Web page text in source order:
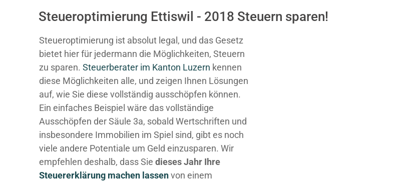
Steueroptimierung Ettiswil - 2018 Steuern sparen!
Steueroptimierung ist absolut legal, und das Gesetz
bietet hier für jedermann die Möglichkeiten, Steuern
zu sparen. Steuerberater im K anton Luzern kennen
diese Möglichkeiten alle, und zeigen Ihnen Lösungen
auf, wie Sie diese vollständig ausschöpfen können.
Ein einfaches Beispiel wäre das vollständige
Ausschöpfen der Säule 3a, sobald Wertschriften und
insbesondere Immobilien im Spiel sind, gibt es noch
viele andere Potentiale um Geld einzusparen. Wir
empfehlen deshalb, dass Sie diesesJahr Ihre
Steuererklärung machen lassenvon einem